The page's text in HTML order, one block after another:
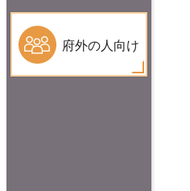
府外の人向け